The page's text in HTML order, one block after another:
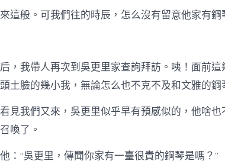
這般。可我們往的時辰，怎么沒有留意他家有鋼
，我帶人再次到吳更里家查詢拜訪。咦！面前
土臉的幾小我，無論怎么也不克不及和文雅的鋼
看見我們又來，吳更里似乎早有預感似的，他啥
喚了。
：“吳更里，傳聞你家有一臺很貴的鋼琴是嗎？”